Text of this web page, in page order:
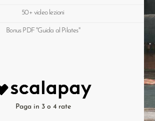
50+ video lezioni
Bonus PDF "Guida al Pilates"
Paga in 3 o 4 rate